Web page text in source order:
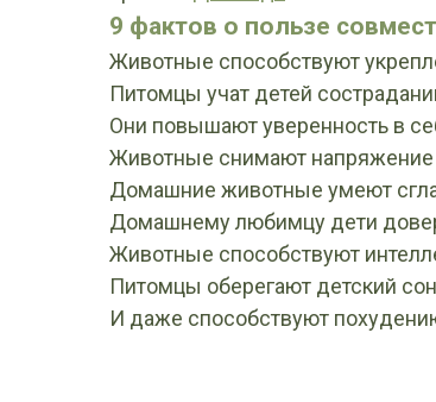
9 фактов о пользе
Животные способствуют
Питомцы учат детей
Они повышают уверенность в
Животные снимают напряжение
Домашние животные умеют
Домашнему любимцу дети
Животные способствуют
Питомцы оберегают детский
И даже способствуют